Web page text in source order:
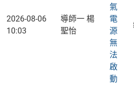
2026-08-06
10:03
導師一 楊
聖怡
氣
電
源
無
法
啟
動